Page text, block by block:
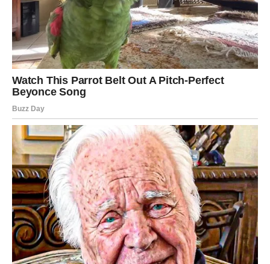
pronađete put prema svjetlu.
Kako osloboditi zarobljene
emocije?
Prvi korak je prihvatiti da postoje.
Ne bježite od svojih osjećaja. Nemojte ih osuđivati. Dajte
sebi pravo da osjećate.
Razgovarajte s nekim kome vjerujete. Pišite svoje misli.
Prošetajte prirodom. Plačite ako osjećate potrebu. Molite
se ako vam to donosi mir.
Sve što vam pomaže da izbacite emocije iz sebe korak je
prema unutrašnjem ozdravljenju.